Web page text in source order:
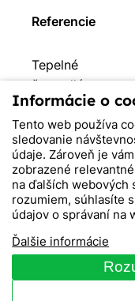
Referencie
Tepelné
čerpadlá
Bytové
a
obecné
domy
Rodinné
domy
Referencie
klimatizácie
Informácie o
Tento web používa
sledovanie
údaje. Zároveň je
zobrazené
na ďalších webových
rozumiem, súhlasíte
údajov o správaní na
Ďalšie informácie